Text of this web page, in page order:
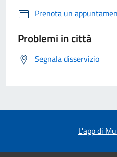
Prenota un
Problemi in città
Segnala disservizio
L'app di